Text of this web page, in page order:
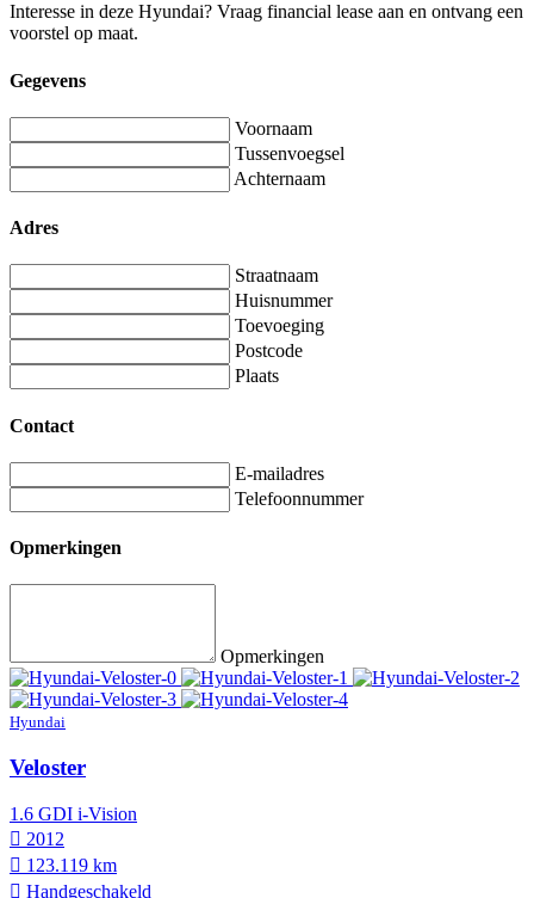
Interesse in deze Hyundai? Vraag financial lease aan en ontvang een
voorstel op maat.
Gegevens
Voornaam
Tussenvoegsel
Achternaam
Adres
Straatnaam
Huisnummer
Toevoeging
Postcode
Plaats
Contact
E-mailadres
Telefoonnummer
Opmerkingen
Opmerkingen
Hyundai
Veloster
1.6 GDI i-Vision
2012
123.119 km
Hand­geschakeld